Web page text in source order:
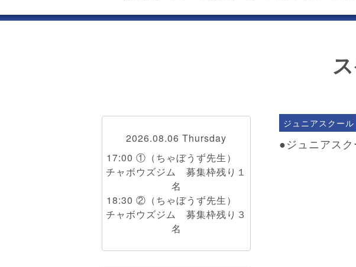
ジュニアスクール
●ジュニアス
2026.08.06 Thursday
17:00 ①（ちゃぼうず先生）
チャボウズジム 募集枠残り１
名
18:30 ②（ちゃぼうず先生）
チャボウズジム 募集枠残り３
名